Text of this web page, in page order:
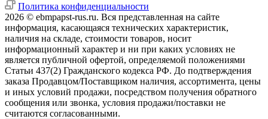
Политика конфиденциальности
2026 © ebmpapst-rus.ru. Вся представленная на сайте
информация, касающаяся технических характеристик,
наличия на складе, стоимости товаров, носит
информационный характер и ни при каких условиях не
является публичной офертой, определяемой положениями
Статьи 437(2) Гражданского кодекса РФ. До подтверждения
заказа Продавцом/Поставщиком наличия, ассортимента, цены
и иных условий продажи, посредством получения обратного
сообщения или звонка, условия продажи/поставки не
считаются согласованными.